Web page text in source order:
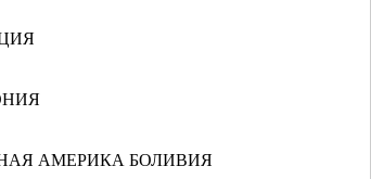
АМЕРИКА БОЛИВИЯ